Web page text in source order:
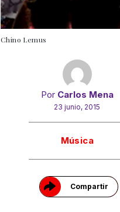
Chino Lemus
Por Carlos Mena
23 junio, 2015
Música
Compartir